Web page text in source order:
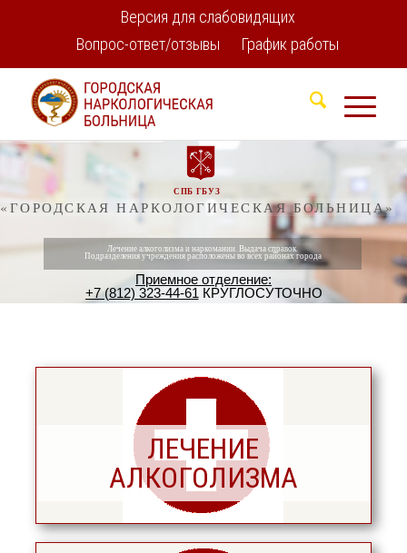
Версия для слабовидящих
Вопрос-ответ/отзывы
График работы
СПБ ГБУЗ
«ГОРОДСКАЯ НАРКОЛОГИЧЕСКАЯ БОЛЬНИЦА»
Лечение алкоголизма и наркомании. Выдача справок.
Подразделения учреждения расположены во всех районах города
Приемное отделение:
+7 (812) 323-44-61 КРУГЛОСУТОЧНО
ЛЕЧЕНИЕ
АЛКОГОЛИЗМА